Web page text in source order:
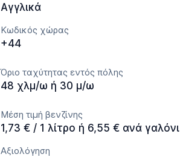
Αγγλικά
Κωδικός χώρας
+44
Όριο ταχύτητας εντός πόλης
48 χλμ/ω ή 30 μ/ω
Μέση τιμή βενζίνης
1,73 € / 1 λίτρο ή 6,55 € ανά γαλόνι
Αξιολόγηση